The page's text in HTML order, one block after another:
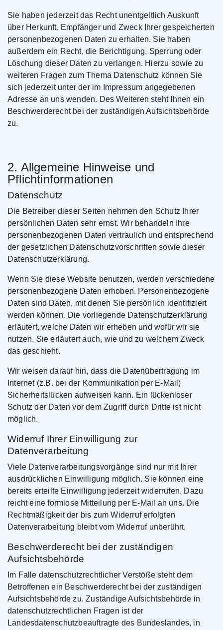
Sie haben jederzeit das Recht unentgeltlich Auskunft
über Herkunft, Empfänger und Zweck Ihrer gespeicherten
personenbezogenen Daten zu erhalten. Sie haben
außerdem ein Recht, die Berichtigung, Sperrung oder
Löschung dieser Daten zu verlangen. Hierzu sowie zu
weiteren Fragen zum Thema Datenschutz können Sie
sich jederzeit unter der im Impressum angegebenen
Adresse an uns wenden. Des Weiteren steht Ihnen ein
Beschwerderecht bei der zuständigen Aufsichtsbehörde
zu.
2. Allgemeine Hinweise und
Pflichtinformationen
Datenschutz
Die Betreiber dieser Seiten nehmen den Schutz Ihrer
persönlichen Daten sehr ernst. Wir behandeln Ihre
personenbezogenen Daten vertraulich und entsprechend
der gesetzlichen Datenschutzvorschriften sowie dieser
Datenschutzerklärung.
Wenn Sie diese Website benutzen, werden verschiedene
personenbezogene Daten erhoben. Personenbezogene
Daten sind Daten, mit denen Sie persönlich identifiziert
werden können. Die vorliegende Datenschutzerklärung
erläutert, welche Daten wir erheben und wofür wir sie
nutzen. Sie erläutert auch, wie und zu welchem Zweck
das geschieht.
Wir weisen darauf hin, dass die Datenübertragung im
Internet (z.B. bei der Kommunikation per E-Mail)
Sicherheitslücken aufweisen kann. Ein lückenloser
Schutz der Daten vor dem Zugriff durch Dritte ist nicht
möglich.
Widerruf Ihrer Einwilligung zur
Datenverarbeitung
Viele Datenverarbeitungsvorgänge sind nur mit Ihrer
ausdrücklichen Einwilligung möglich. Sie können eine
bereits erteilte Einwilligung jederzeit widerrufen. Dazu
reicht eine formlose Mitteilung per E-Mail an uns. Die
Rechtmäßigkeit der bis zum Widerruf erfolgten
Datenverarbeitung bleibt vom Widerruf unberührt.
Beschwerderecht bei der zuständigen
Aufsichtsbehörde
Im Falle datenschutzrechtlicher Verstöße steht dem
Betroffenen ein Beschwerderecht bei der zuständigen
Aufsichtsbehörde zu. Zuständige Aufsichtsbehörde in
datenschutzrechtlichen Fragen ist der
Landesdatenschutzbeauftragte des Bundeslandes, in